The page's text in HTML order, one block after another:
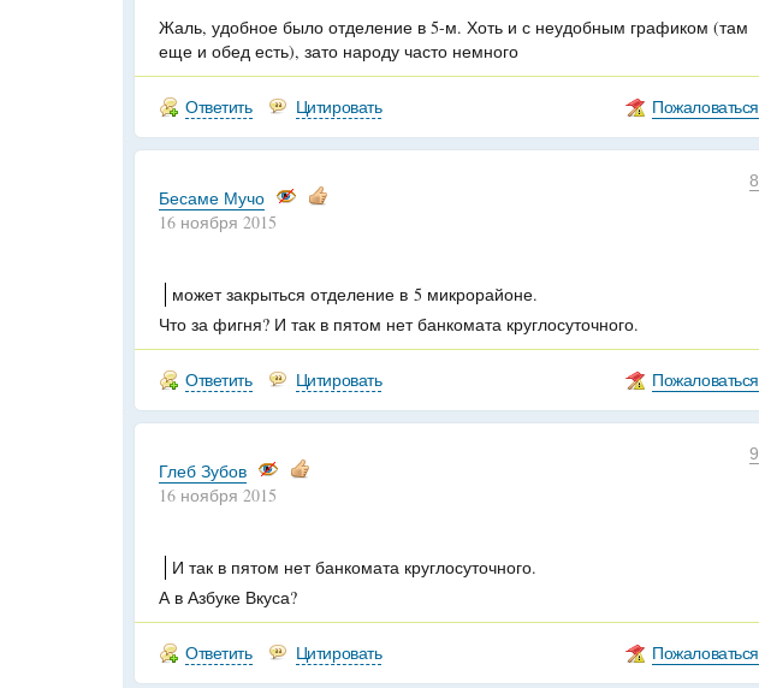
Жаль, удобное было отделение в 5-м. Хоть и с неудобным графиком (там
еще и обед есть), зато народу часто немного
Ответить Цитировать Пожаловаться
8
Бесаме Мучо
16 ноября 2015
может закрыться отделение в 5 микрорайоне.
Что за фигня? И так в пятом нет банкомата круглосуточного.
Ответить Цитировать Пожаловаться
9
Глеб Зубов
16 ноября 2015
И так в пятом нет банкомата круглосуточного.
А в Азбуке Вкуса?
Ответить Цитировать Пожаловаться